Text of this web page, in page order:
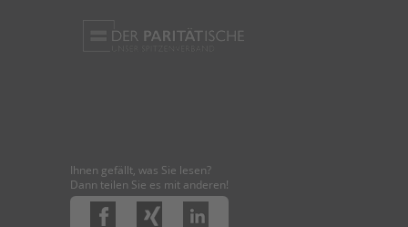
Ihnen gefällt, was Sie lesen?
Dann teilen Sie es mit anderen!